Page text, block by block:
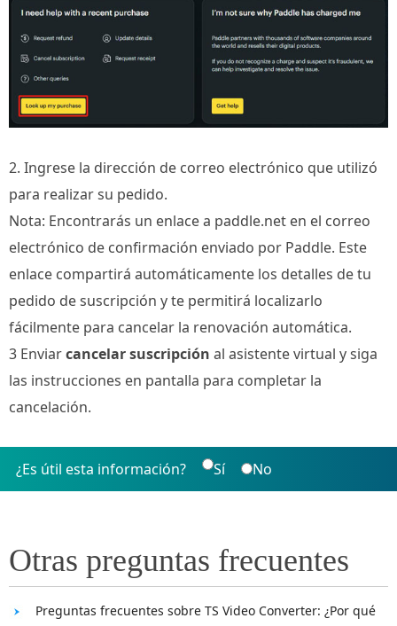
2. Ingrese la dirección de correo electrónico que utilizó
para realizar su pedido.
Nota: Encontrarás un enlace a paddle.net en el correo
electrónico de confirmación enviado por Paddle. Este
enlace compartirá automáticamente los detalles de tu
pedido de suscripción y te permitirá localizarlo
fácilmente para cancelar la renovación automática.
3 Enviarcancelar suscripción al asistente virtual y siga
las instrucciones en pantalla para completar la
cancelación.
¿Es útil esta información? Sí No
Otras preguntas frecuentes
Preguntas frecuentes sobre TS Video Converter: ¿Por qué